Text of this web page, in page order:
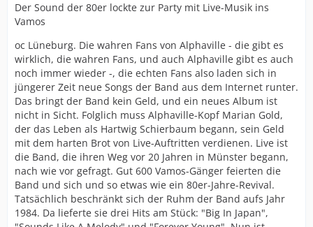
Der Sound der 80er lockte zur Party mit Live-Musik ins
Vamos
oc Lüneburg. Die wahren Fans von Alphaville - die gibt es
wirklich, die wahren Fans, und auch Alphaville gibt es auch
noch immer wieder -, die echten Fans also laden sich in
jüngerer Zeit neue Songs der Band aus dem Internet runter.
Das bringt der Band kein Geld, und ein neues Album ist
nicht in Sicht. Folglich muss Alphaville-Kopf Marian Gold,
der das Leben als Hartwig Schierbaum begann, sein Geld
mit dem harten Brot von Live-Auftritten verdienen. Live ist
die Band, die ihren Weg vor 20 Jahren in Münster begann,
nach wie vor gefragt. Gut 600 Vamos-Gänger feierten die
Band und sich und so etwas wie ein 80er-Jahre-Revival.
Tatsächlich beschränkt sich der Ruhm der Band aufs Jahr
1984. Da lieferte sie drei Hits am Stück: "Big In Japan",